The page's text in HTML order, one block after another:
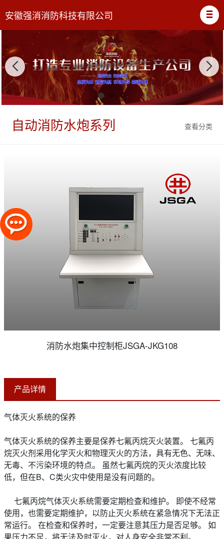
安徽强消消防科技有限公司
查看分类
自动消防水炮系列
消防水炮集中控制柜JSGA-JKG108
产品详情
气体灭火系统的保养
气体灭火系统的保养主要是保养七氟丙烷灭火装置。 七氟丙
烷灭火剂采用化学灭火和物理灭火的方法，具有无色、无味、
无毒、不污染环境的特点。 虽然七氟丙烷的灭火浓度比较
低，但在B、C类火灾中使用是没有问题的。
七氟丙烷气体灭火系统需要定期检查和维护。 即使不经常
使用，也需要定期维护，以防止灭火系统在紧急情况下无法正
常运行。 在检查和保养时，一定要注意其压力是否足够。 如